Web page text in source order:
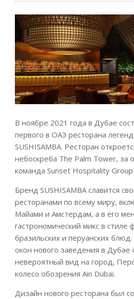
В ноябре 2021 года в Дубае
первого в ОАЭ ресторана
SUSHISAMBA. Ресторан
небоскреба The Palm Tower, за
команда Sunset Hospitality Group.
Бренд SUSHISAMBA славится
ресторанами по всему миру,
Майами и Амстердам, а в его
гастрономический микс в стиле
бразильских и перуанских
окон нового заведения в Дубае
невероятный вид на город,
колесо обозрения Ain Dubai.
Дизайн нового ресторана был